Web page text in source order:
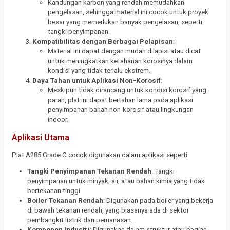
Kandungan karbon yang rendah memudahkan
pengelasan, sehingga material ini cocok untuk proyek
besar yang memerlukan banyak pengelasan, seperti
tangki penyimpanan.
Kompatibilitas dengan Berbagai Pelapisan:
Material ini dapat dengan mudah dilapisi atau dicat
untuk meningkatkan ketahanan korosinya dalam
kondisi yang tidak terlalu ekstrem.
Daya Tahan untuk Aplikasi Non-Korosif:
Meskipun tidak dirancang untuk kondisi korosif yang
parah, plat ini dapat bertahan lama pada aplikasi
penyimpanan bahan non-korosif atau lingkungan
indoor.
Aplikasi Utama
Plat A285 Grade C cocok digunakan dalam aplikasi seperti:
Tangki Penyimpanan Tekanan Rendah: Tangki
penyimpanan untuk minyak, air, atau bahan kimia yang tidak
bertekanan tinggi.
Boiler Tekanan Rendah: Digunakan pada boiler yang bekerja
di bawah tekanan rendah, yang biasanya ada di sektor
pembangkit listrik dan pemanasan.